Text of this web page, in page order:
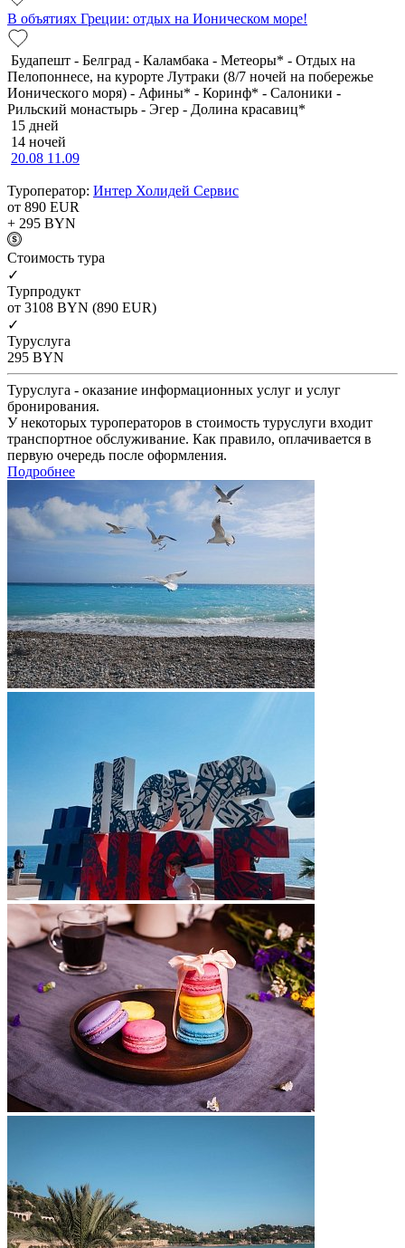
В объятиях Греции: отдых на Ионическом море!
Будапешт - Белград - Каламбака - Метеоры* - Отдых на
Пелопоннесе, на курорте Лутраки (8/7 ночей на побережье
Ионического моря) - Афины* - Коринф* - Салоники -
Рильский монастырь - Эгер - Долина красавиц*
15 дней
14 ночей
20.08 11.09
Туроператор: Интер Холидей Сервис
от 890 EUR
+ 295 BYN
Cтоимость тура
✓
Турпродукт
от 3108 BYN (890 EUR)
✓
Туруслуга
295 BYN
Туруслуга - оказание информационных услуг и услуг
бронирования.
У некоторых туроператоров в стоимость туруслуги входит
транспортное обслуживание. Как правило, оплачивается в
первую очередь после оформления.
Подробнее